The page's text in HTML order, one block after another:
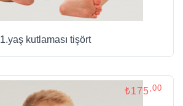
1.yaş kutlaması tişört
₺175 ,00